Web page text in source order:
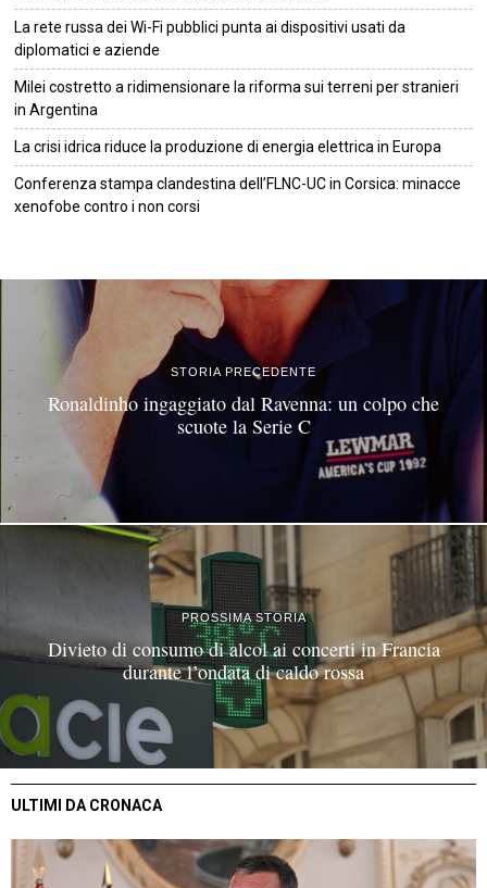
La rete russa dei Wi-Fi pubblici punta ai dispositivi usati da
diplomatici e aziende
Milei costretto a ridimensionare la riforma sui terreni per stranieri
in Argentina
La crisi idrica riduce la produzione di energia elettrica in Europa
Conferenza stampa clandestina dell’FLNC-UC in Corsica: minacce
xenofobe contro i non corsi
STORIA PRECEDENTE
Ronaldinho ingaggiato dal Ravenna: un colpo che
scuote la Serie C
PROSSIMA STORIA
Divieto di consumo di alcol ai concerti in Francia
durante l’ondata di caldo rossa
ULTIMI DA CRONACA